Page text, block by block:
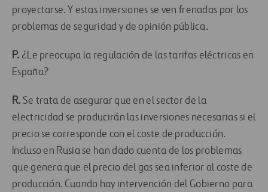
proyectarse. Y estas inversiones se ven frenadas por los
problemas de seguridad y de opinión pública.
P. ¿Le preocupa la regulación de las tarifas eléctricas en
España?
R. Se trata de asegurar que en el sector de la
electricidad se producirán las inversiones necesarias si el
precio se corresponde con el coste de producción.
Incluso en Rusia se han dado cuenta de los problemas
que genera que el precio del gas sea inferior al coste de
producción. Cuando hay intervención del Gobierno para